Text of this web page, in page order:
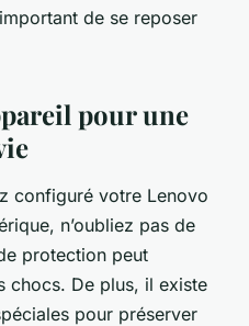
de se reposer
pour une
configuré votre Lenovo
n’oubliez pas de
protection peut
chocs. De plus, il existe
pour préserver